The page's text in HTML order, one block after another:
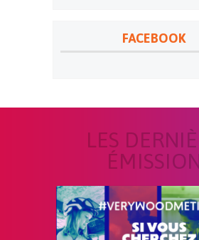
FACEBOOK
LES